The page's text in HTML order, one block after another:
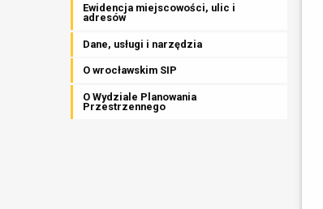
Ewidencja miejscowości, ulic i
adresów
Dane, usługi i narzędzia
O wrocławskim SIP
O Wydziale Planowania
Przestrzennego